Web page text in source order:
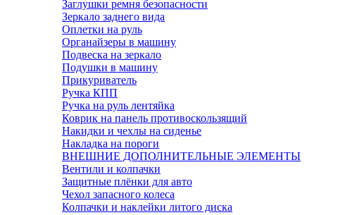
Заглушки ремня безопасности
Зеркало заднего вида
Оплетки на руль
Органайзеры в машину
Подвеска на зеркало
Подушки в машину
Прикуриватель
Ручка КПП
Ручка на руль лентяйка
Коврик на панель противоскользящий
Накидки и чехлы на сиденье
Накладка на пороги
ВНЕШНИЕ ДОПОЛНИТЕЛЬНЫЕ ЭЛЕМЕНТЫ
Вентили и колпачки
Защитные плёнки для авто
Чехол запасного колеса
Колпачки и наклейки литого диска